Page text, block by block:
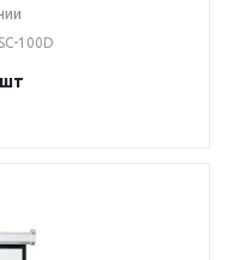
100D